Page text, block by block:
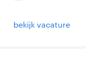
bekijk vacature